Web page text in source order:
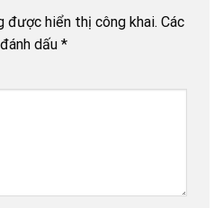
được hiển thị công khai. Các
dấu *